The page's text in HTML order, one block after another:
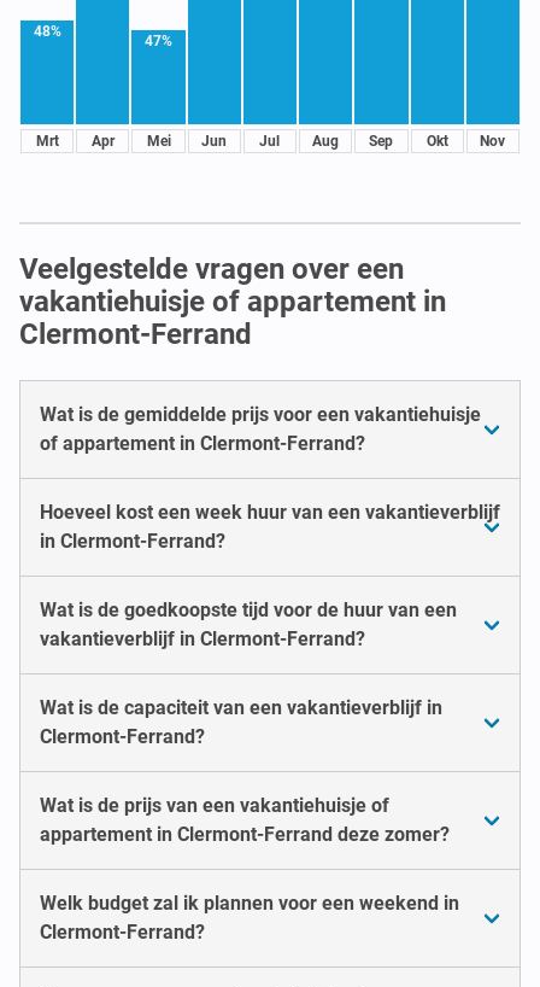
48%
Mrt Apr
47%
Mei Jun Jul Aug Sep Okt Nov
Veelgestelde vragen over een
vakantiehuisje of appartement in
Clermont-Ferrand
Wat is de gemiddelde prijs voor een vakantiehuisje
of appartement in Clermont-Ferrand?
Hoeveel kost een week huur van een vakantieverblijf
in Clermont-Ferrand?
Wat is de goedkoopste tijd voor de huur van een
vakantieverblijf in Clermont-Ferrand?
Wat is de capaciteit van een vakantieverblijf in
Clermont-Ferrand?
Wat is de prijs van een vakantiehuisje of
appartement in Clermont-Ferrand deze zomer?
Welk budget zal ik plannen voor een weekend in
Clermont-Ferrand?